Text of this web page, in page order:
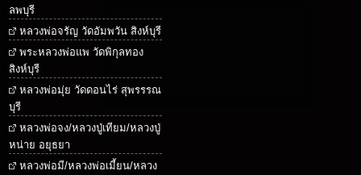
ลพบุรี
หลวงพ่อจรัญ วัดอัมพวัน สิงห์บุรี
พระหลวงพ่อแพ วัดพิกุลทอง
สิงห์บุรี
หลวงพ่อมุ่ย วัดดอนไร่ สุพรรรณ
บุรี
หลวงพ่อจง/หลวงปู่เทียม/หลวงปู่
หน่าย อยุธยา
หลวงพ่อมี/หลวงพ่อเมี้ยน/หลวง